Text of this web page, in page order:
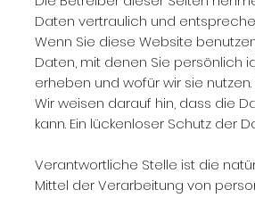
Daten vertraulich und
Wenn Sie diese Website
Daten, mit denen Sie persönlich
erheben und wofür wir sie
Wir weisen darauf hin, dass die
kann. Ein lückenloser Schutz der
Verantwortliche Stelle ist die
Mittel der Verarbeitung von